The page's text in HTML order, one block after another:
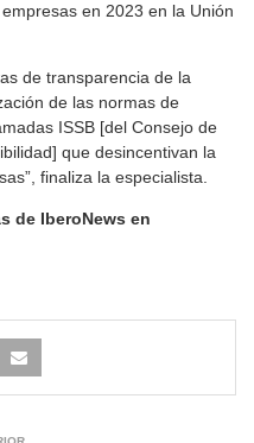
en 2023 en la Unión
de transparencia de la
de las normas de
ISSB [del Consejo de
que desincentivan la
finaliza la especialista.
de IberoNews en